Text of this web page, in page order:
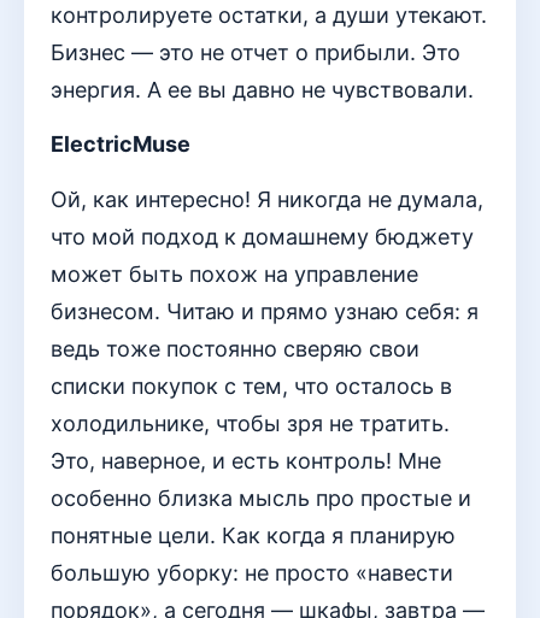
контролируете остатки, а души утекают.
Бизнес — это не отчет о прибыли. Это
энергия. А ее вы давно не чувствовали.
ElectricMuse
Ой, как интересно! Я никогда не думала,
что мой подход к домашнему бюджету
может быть похож на управление
бизнесом. Читаю и прямо узнаю себя: я
ведь тоже постоянно сверяю свои
списки покупок с тем, что осталось в
холодильнике, чтобы зря не тратить.
Это, наверное, и есть контроль! Мне
особенно близка мысль про простые и
понятные цели. Как когда я планирую
большую уборку: не просто «навести
порядок», а сегодня — шкафы, завтра —